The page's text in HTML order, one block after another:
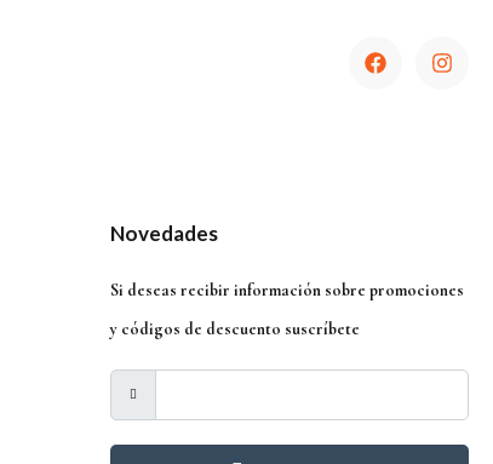
Novedades
Si deseas recibir información sobre promociones
y códigos de descuento suscríbete